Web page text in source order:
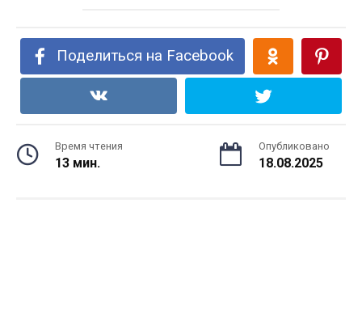
Поделиться на Facebook
Время чтения
13 мин.
Опубликовано
18.08.2025